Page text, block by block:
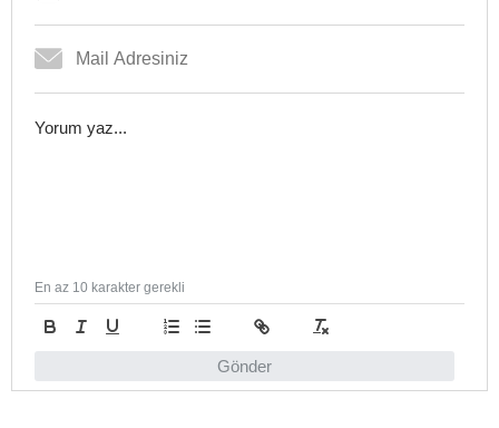
Gönder
En az 10 karakter gerekli